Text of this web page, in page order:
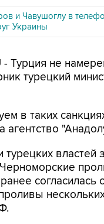
и Чавушоглу в
Украины
Турция не
турецкий
в таких
агентство
властей